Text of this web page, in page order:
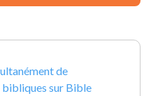
de
sur Bible